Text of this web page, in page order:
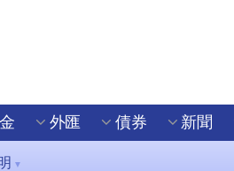
外匯 債券 新聞
▼